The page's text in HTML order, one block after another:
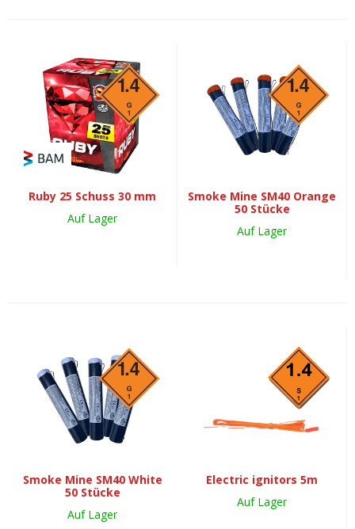
Ruby 25 Schuss 30 mm
Auf Lager
Smoke Mine SM40 Orange
50 Stücke
Auf Lager
Smoke Mine SM40 White
50 Stücke
Auf Lager
Electric ignitors 5m
Auf Lager